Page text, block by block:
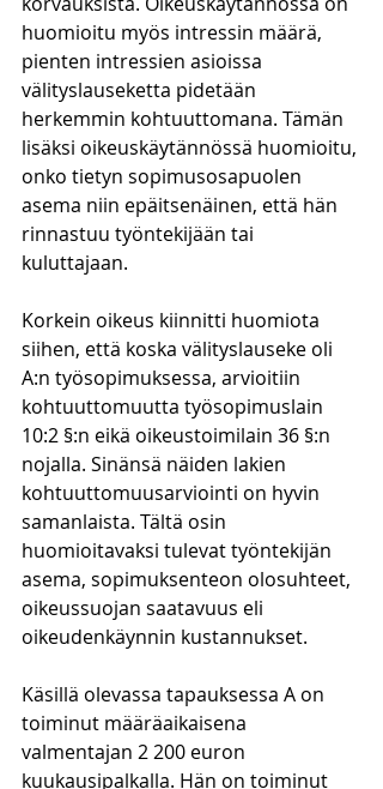
huomioitu myös intressin määrä,
pienten intressien asioissa
välityslauseketta pidetään
herkemmin kohtuuttomana. Tämän
lisäksi oikeuskäytännössä huomioitu,
onko tietyn sopimusosapuolen
asema niin epäitsenäinen, että hän
rinnastuu työntekijään tai
kuluttajaan.
Korkein oikeus kiinnitti huomiota
siihen, että koska välityslauseke oli
A:n työsopimuksessa, arvioitiin
kohtuuttomuutta työsopimuslain
10:2 §:n eikä oikeustoimilain 36 §:n
nojalla. Sinänsä näiden lakien
kohtuuttomuusarviointi on hyvin
samanlaista. Tältä osin
huomioitavaksi tulevat työntekijän
asema, sopimuksenteon olosuhteet,
oikeussuojan saatavuus eli
oikeudenkäynnin kustannukset.
Käsillä olevassa tapauksessa A on
toiminut määräaikaisena
valmentajan 2 200 euron
kuukausipalkalla. Hän on toiminut